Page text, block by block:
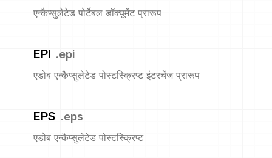
एन्कैप्सुलेटेड पोर्टेबल डॉक्यूमेंट प्रारूप
EPI .epi
एडोब एन्कैप्सुलेटेड पोस्टस्क्रिप्ट इंटरचेंज प्रारूप
EPS .eps
एडोब एन्कैप्सुलेटेड पोस्टस्क्रिप्ट